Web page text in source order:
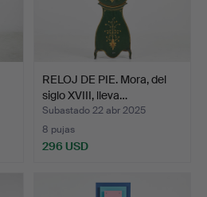
RELOJ DE PIE. Mora, del
siglo XVIII, lleva…
Subastado 22 abr 2025
8 pujas
296 USD